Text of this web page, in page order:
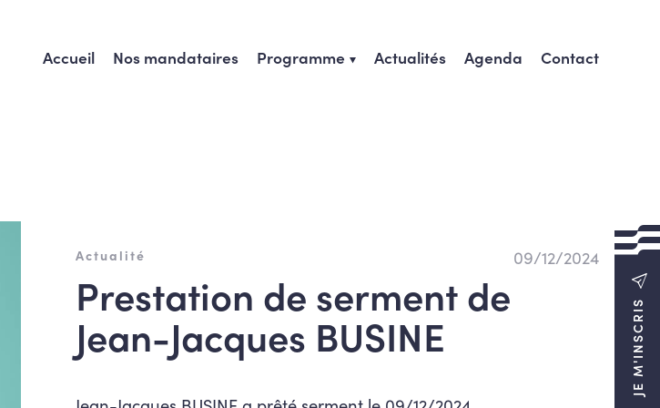
Accueil Nos mandataires Programme Actualités Agenda Contact
JE M'INSCRIS
09/12/2024
Actualité
Prestation de serment de
Jean-Jacques BUSINE